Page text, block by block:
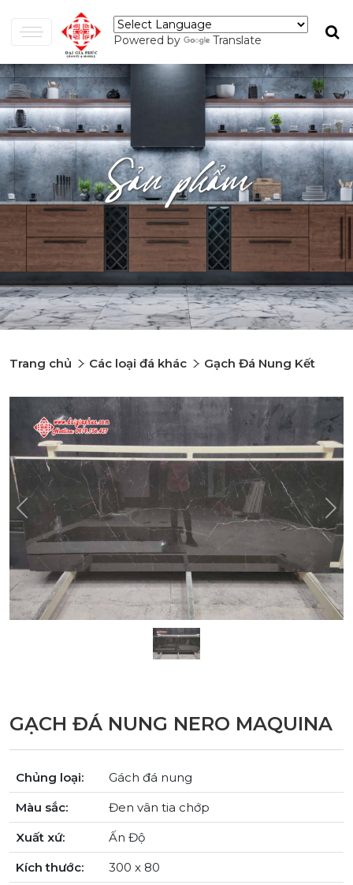
Powered by Translate
Sản phẩm
Trang chủ Các loại đá khác Gạch Đá Nung Kết
Previous
GẠCH ĐÁ NUNG NERO MAQUINA
Chủng loại:
Gách đá nung
Màu sắc:
Đen vân tia chớp
Xuất xứ:
Ấn Độ
Kích thước:
300 x 80